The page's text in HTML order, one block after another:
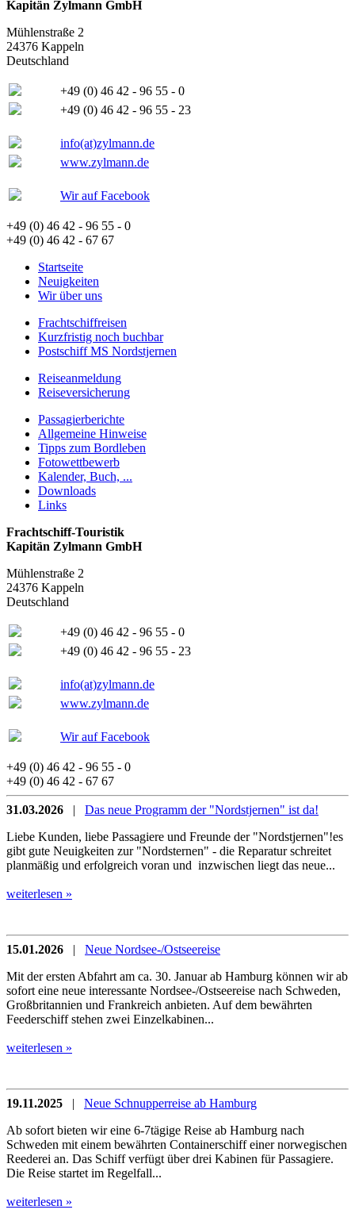
Kapitän Zylmann GmbH
Mühlenstraße 2
24376 Kappeln
Deutschland
+49 (0) 46 42 - 96 55 - 0
+49 (0) 46 42 - 96 55 - 23
info(at)zylmann.de
www.zylmann.de
Wir auf Facebook
+49 (0) 46 42 - 96 55 - 0
+49 (0) 46 42 - 67 67
Startseite
Neuigkeiten
Wir über uns
Frachtschiffreisen
Kurzfristig noch buchbar
Postschiff MS Nordstjernen
Reiseanmeldung
Reiseversicherung
Passagierberichte
Allgemeine Hinweise
Tipps zum Bordleben
Fotowettbewerb
Kalender, Buch, ...
Downloads
Links
Frachtschiff-Touristik
Kapitän Zylmann GmbH
Mühlenstraße 2
24376 Kappeln
Deutschland
+49 (0) 46 42 - 96 55 - 0
+49 (0) 46 42 - 96 55 - 23
info(at)zylmann.de
www.zylmann.de
Wir auf Facebook
+49 (0) 46 42 - 96 55 - 0
+49 (0) 46 42 - 67 67
31.03.2026 | Das neue Programm der "Nordstjernen" ist da!
Liebe Kunden, liebe Passagiere und Freunde der "Nordstjernen"!es
gibt gute Neuigkeiten zur "Nordsternen" - die Reparatur schreitet
planmäßig und erfolgreich voran und inzwischen liegt das neue...
weiterlesen »
15.01.2026 | Neue Nordsee-/Ostseereise
Mit der ersten Abfahrt am ca. 30. Januar ab Hamburg können wir ab
sofort eine neue interessante Nordsee-/Ostseereise nach Schweden,
Großbritannien und Frankreich anbieten. Auf dem bewährten
Feederschiff stehen zwei Einzelkabinen...
weiterlesen »
19.11.2025 | Neue Schnupperreise ab Hamburg
Ab sofort bieten wir eine 6-7tägige Reise ab Hamburg nach
Schweden mit einem bewährten Containerschiff einer norwegischen
Reederei an. Das Schiff verfügt über drei Kabinen für Passagiere.
Die Reise startet im Regelfall...
weiterlesen »